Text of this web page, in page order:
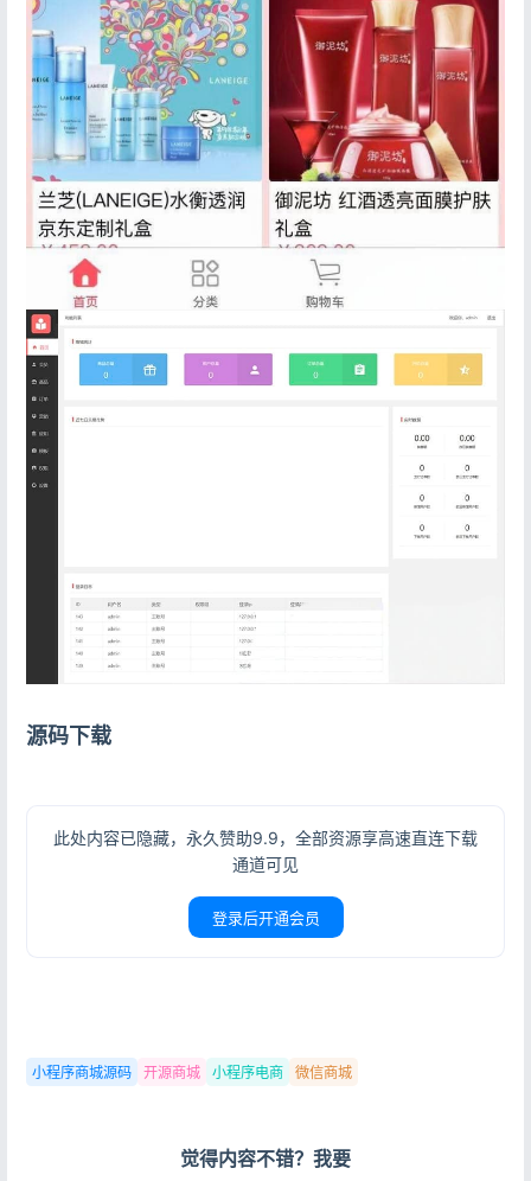
源码下载
此处内容已隐藏，永久赞助9.9，全部资源享高速直连下载
通道可见
登录后开通会员
小程序商城源码 开源商城 小程序电商 微信商城
觉得内容不错？我要